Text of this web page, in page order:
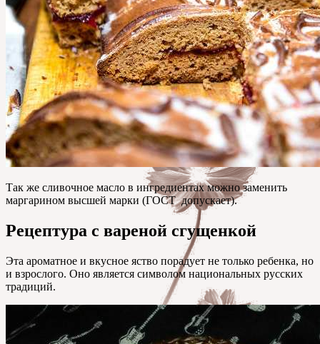
Так же сливочное масло в ингредиентах можно заменить
маргарином высшей марки (ГОСТ допускает).
Рецептура с вареной сгущенкой
Эта ароматное и вкусное яство порадует не только ребенка, но
и взрослого. Оно является символом национальных русских
традиций.